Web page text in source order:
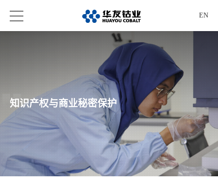
EN
知识产权与商业秘密保护